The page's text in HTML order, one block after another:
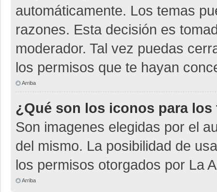
automáticamente. Los temas
razones. Esta decisión es
moderador. Tal vez puedas
los permisos que te hayan
Arriba
¿Qué son los iconos para los
Son imagenes elegidas por el
del mismo. La posibilidad de
los permisos otorgados por La
Arriba